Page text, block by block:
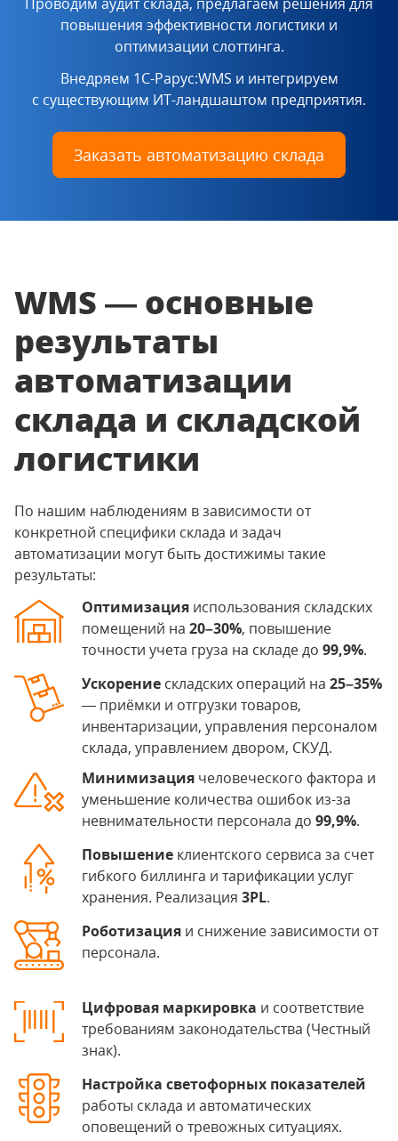
повышения эффективности логистики и
оптимизации слоттинга.
Внедряем 1С-Рарус:WMS и интегрируем
с существующим ИT-ландшаштом предприятия.
Заказать автоматизацию склада
WMS — основные
результаты
автоматизации
склада и складской
логистики
По нашим наблюдениям в зависимости от
конкретной специфики склада и задач
автоматизации могут быть достижимы такие
результаты:
Оптимизация использования складских
помещений на 20–30%, повышение
точности учета груза на складе до 99,9%.
Ускорение складских операций на 25–35%
— приёмки и отгрузки товаров,
инвентаризации, управления персоналом
склада, управлением двором, СКУД.
Минимизация человеческого фактора и
уменьшение количества ошибок из-за
невнимательности персонала до 99,9%.
Повышение клиентского сервиса за счет
гибкого биллинга и тарификации услуг
хранения. Реализация 3PL.
Роботизация и снижение зависимости от
персонала.
Цифровая маркировка и соответствие
требованиям законодательства (Честный
знак).
Настройка светофорных показателей
работы склада и автоматических
оповещений о тревожных ситуациях.